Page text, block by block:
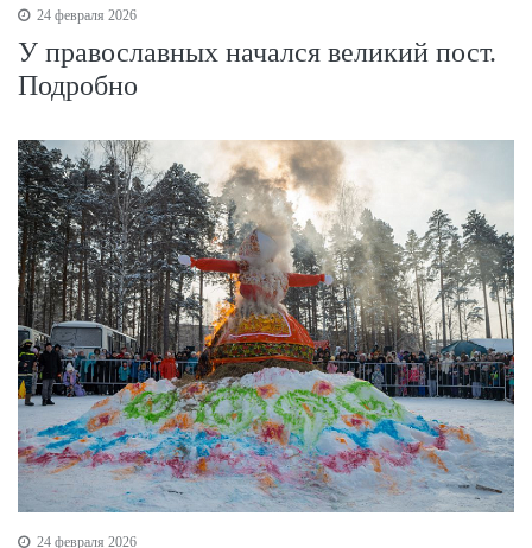
24 февраля 2026
У православных начался великий пост.
Подробно
24 февраля 2026